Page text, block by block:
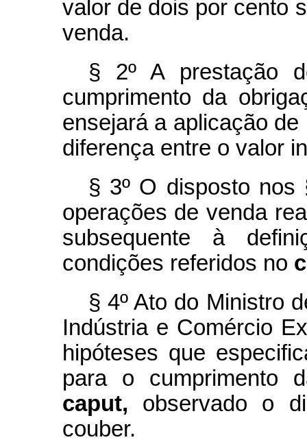
valor de dois por cento
venda.
§ 2º A prestação
cumprimento da
ensejará a aplicação
diferença entre o valor
§ 3º O disposto nos
operações de venda
subsequente à
condições referidos no
§ 4º Ato do Ministro
Indústria e Comércio
hipóteses que
para o cumprimento
caput, observado o
couber.